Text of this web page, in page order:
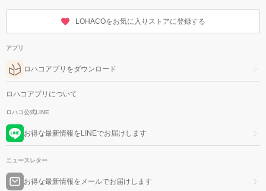
LOHACOをお気に入りストアに登録する
アプリ
ロハコアプリをダウンロード
ロハコアプリについて
ロハコ公式LINE
お得な最新情報をLINEでお届けします
ニュースレター
お得な最新情報をメールでお届けします